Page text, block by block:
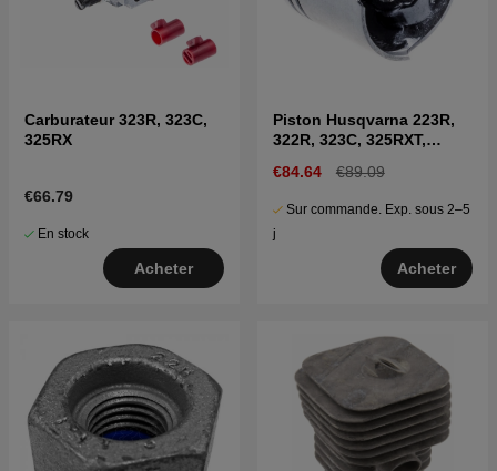
Carburateur 323R, 323C,
325RX
€66.79
En stock
Acheter
Piston Husqvarna 223R,
322R, 323C, 325RXT,
€84.64 €89.09
Sur commande. Exp. sous 2–5
j
Acheter